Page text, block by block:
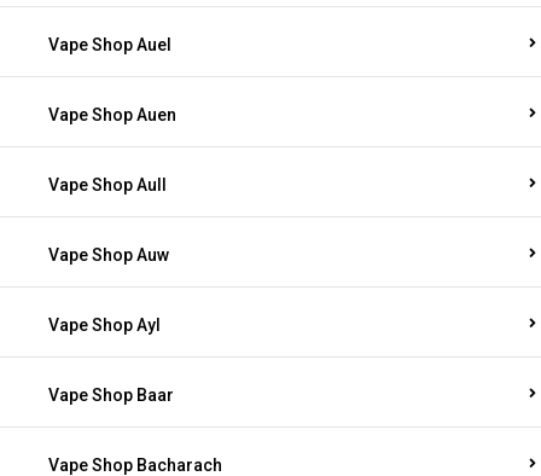
Vape Shop Auel
Vape Shop Auen
Vape Shop Aull
Vape Shop Auw
Vape Shop Ayl
Vape Shop Baar
Vape Shop Bacharach